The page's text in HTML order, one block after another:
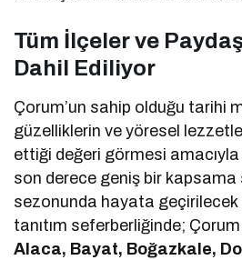
Tüm İlçeler ve
Dahil Ediliyor
Çorum’un sahip olduğu tarihi
güzelliklerin ve yöresel
ettiği değeri görmesi
son derece geniş bir
sezonunda hayata geçirilecek
tanıtım seferberliğinde; Çorum
Alaca, Bayat, Boğazkale,